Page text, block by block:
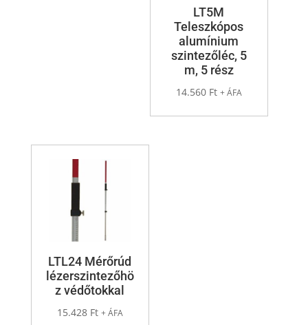
LT5M
Teleszkópos
alumínium
szintezőléc, 5
m, 5 rész
14.560 Ft + ÁFA
LTL24 Mérőrúd
lézerszintezőhö
z védőtokkal
15.428 Ft + ÁFA